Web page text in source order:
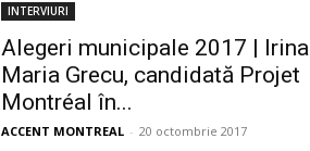
INTERVIURI
Alegeri municipale 2017 | Irina
Maria Grecu, candidată Projet
Montréal în...
ACCENT MONTREAL - 20 octombrie 2017